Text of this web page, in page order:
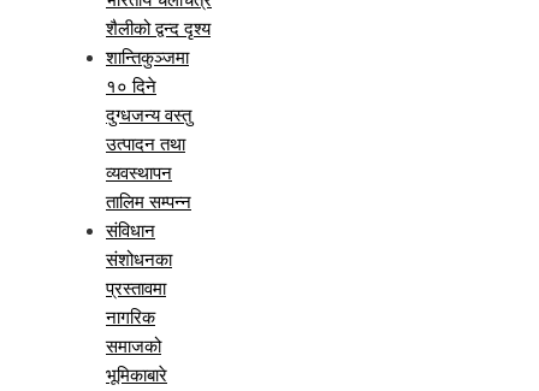
शैलीको द्वन्द दृश्य
शान्तिकुञ्जमा
१० दिने
दुग्धजन्य वस्तु
उत्पादन तथा
व्यवस्थापन
तालिम सम्पन्न
संविधान
संशोधनका
प्रस्तावमा
नागरिक
समाजको
भूमिकाबारे